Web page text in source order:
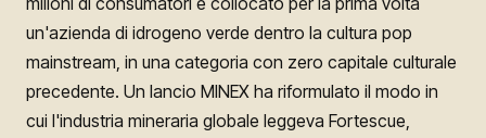
un'azienda di idrogeno verde dentro la cultura pop
mainstream, in una categoria con zero capitale culturale
precedente. Un lancio MINEX ha riformulato il modo in
cui l'industria mineraria globale leggeva Fortescue,